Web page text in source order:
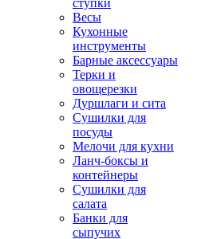
ступки
Весы
Кухонные
инструменты
Барные аксессуары
Терки и
овощерезки
Дуршлаги и сита
Сушилки для
посуды
Мелочи для кухни
Ланч-боксы и
контейнеры
Сушилки для
салата
Банки для
сыпучих